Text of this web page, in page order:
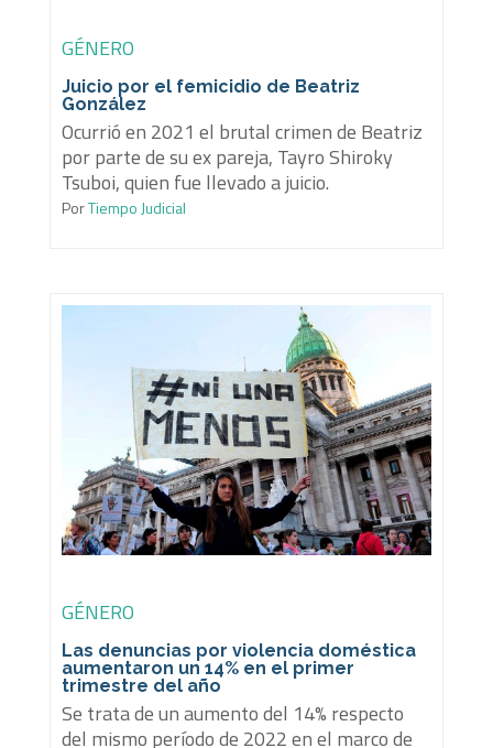
GÉNERO
Juicio por el femicidio de Beatriz
González
Ocurrió en 2021 el brutal crimen de Beatriz
por parte de su ex pareja, Tayro Shiroky
Tsuboi, quien fue llevado a juicio.
PorTiempo Judicial
GÉNERO
Las denuncias por violencia doméstica
aumentaron un 14% en el primer
trimestre del año
Se trata de un aumento del 14% respecto
del mismo período de 2022 en el marco de